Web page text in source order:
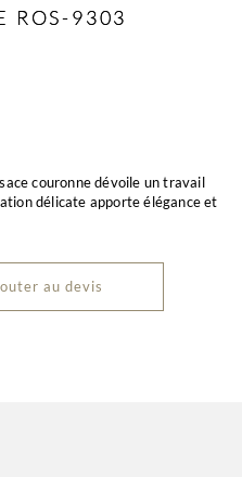
ROS-9303
couronne dévoile un travail
délicate apporte élégance et
au devis